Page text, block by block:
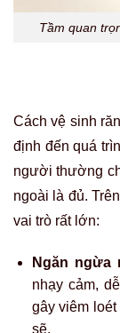
Tầm quan
Cách vệ sinh
định đến quá
người thường
ngoài là đủ.
vai trò rất lớn:
Ngăn ngừa
nhạy cảm,
gây viêm
sẽ.